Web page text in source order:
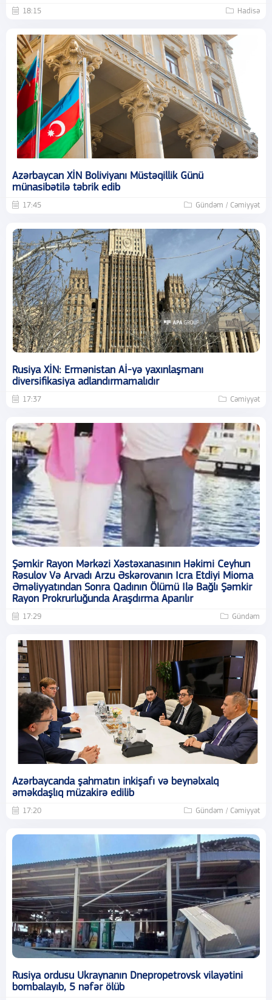
18:15 Hadisə
Azərbaycan XİN Boliviyanı Müstəqillik Günü
münasibətilə təbrik edib
17:45 Gündəm / Cəmiyyət
Rusiya XİN: Ermənistan Aİ-yə yaxınlaşmanı
diversifikasiya adlandırmamalıdır
17:37 Cəmiyyət
Şəmkir Rayon Mərkəzi Xəstəxanasının Həkimi Ceyhun
Rəsulov Və Arvadı Arzu Əskərovanın Icra Etdiyi Mioma
Əməliyyatından Sonra Qadının Ölümü Ilə Bağlı Şəmkir
Rayon Prokrurluğunda Araşdırma Aparılır
17:29 Gündəm
Azərbaycanda şahmatın inkişafı və beynəlxalq
əməkdaşlıq müzakirə edilib
17:20 Gündəm / Cəmiyyət
Rusiya ordusu Ukraynanın Dnepropetrovsk vilayətini
bombalayıb, 5 nəfər ölüb